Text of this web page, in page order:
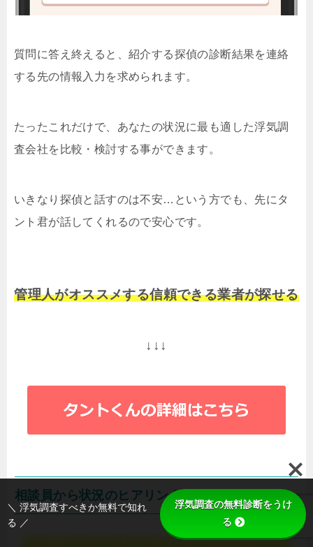
質問に答え終えると、紹介する探偵の診断結果を連絡
する先の情報入力を求められます。
たったこれだけで、あなたの状況に最も適した浮気調
査会社を比較・検討する事ができます。
いきなり探偵と話すのは不安…という方でも、先にタ
ント君が話してくれるので安心です。
管理人がオススメする信頼できる業者が探せる
↓↓↓
相談員から状況のヒアリング
＼ 浮気調査すべきか無料で知れ
る ／
浮気調査の無料診断をうけ
る